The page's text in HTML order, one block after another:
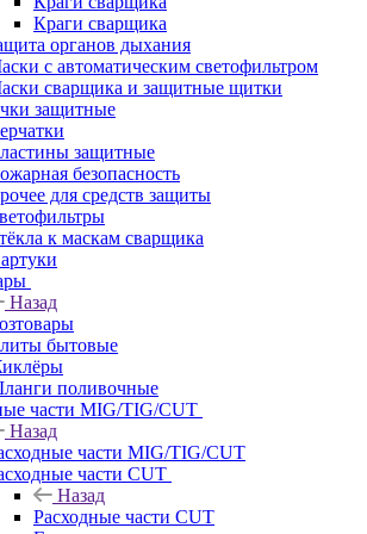
Краги сварщика
органов дыхания
с автоматическим светофильтром
сварщика и защитные щитки
защитные
защитные
безопасность
для средств защиты
к маскам сварщика
Назад
бытовые
поливочные
части MIG/TIG/CUT
Назад
части MIG/TIG/CUT
части CUT
Назад
Расходные части CUT